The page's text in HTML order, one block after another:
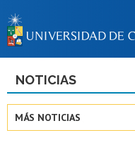
NOTICIAS
MÁS NOTICIAS